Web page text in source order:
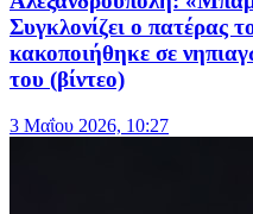
Συγκλονίζει ο πατέρας
κακοποιήθηκε σε
του (βίντεο)
3 Μαΐου 2026, 10:27